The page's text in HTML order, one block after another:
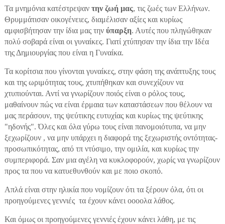
Τα μνημόνια κατέστρεψαν την ζωή μας, τις ζωές των Ελλήνων.
Θρυμμάτισαν οικογένειες, διαμέλισαν αξίες και κυρίως
αμφισβήτησαν την ίδια μας την ύπαρξη. Αυτές που πληγώθηκαν
πολύ σοβαρά είναι οι γυναίκες. Γιατί χτύπησαν την ίδια την Ιδέα
της Δημιουργίας που είναι η Γυναίκα.
Τα κορίτσια που γίνονται γυναίκες, στην φάση της ανάπτυξης τους
και της ωριμότητας τους, χτυπήθηκαν και συνεχίζουν να
χτυπιούνται. Αντί να γνωρίζουν ποιός είναι ο ρόλος τους,
μαθαίνουν πώς να είναι έρμαια των καταστάσεων που θέλουν να
μας περάσουν, της ψεύτικης ευτυχίας και κυρίως της ψεύτικης
"ηδονής". Όλες και όλα γύρω τους είναι πανομοιότυπα, να μην
ξεχωρίζουν , να μην υπάρχει η διαφορά της ξεχωριστής οντότητας-
προσωπικότητας, από τπ ντύσιμο, την ομιλία, και κυρίως την
συμπεριφορά. Σαν μια αγέλη να κυκλοφορούν, χωρίς να γνωρίζουν
προς τα που να κατυεθυνθούν και με ποιο σκοπό.
Απλά είναι στην ηλικία που νομίζουν ότι τα ξέρουν όλα, ότι οι
προηγούμενες γεννιές τα έχουν κάνει οοοολα λάθος.
Και όμως οι προηγούμενες γεννιές έχουν κάνει λάθη, με τις